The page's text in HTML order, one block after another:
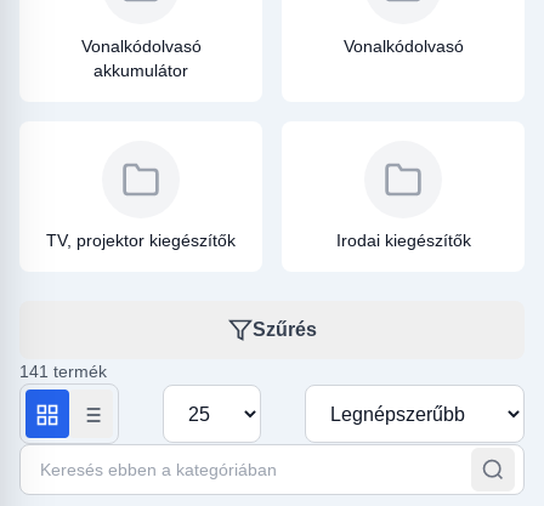
Vonalkódolvasó
akkumulátor
Vonalkódolvasó
TV, projektor kiegészítők Irodai kiegészítők
Szűrés
141 termék
Keresés ebben a kategóriában
Termékek száma oldalanként
Rendezés